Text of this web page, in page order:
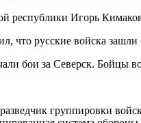
республики Игорь
что русские войска зашли
бои за Северск. Бойцы
группировки